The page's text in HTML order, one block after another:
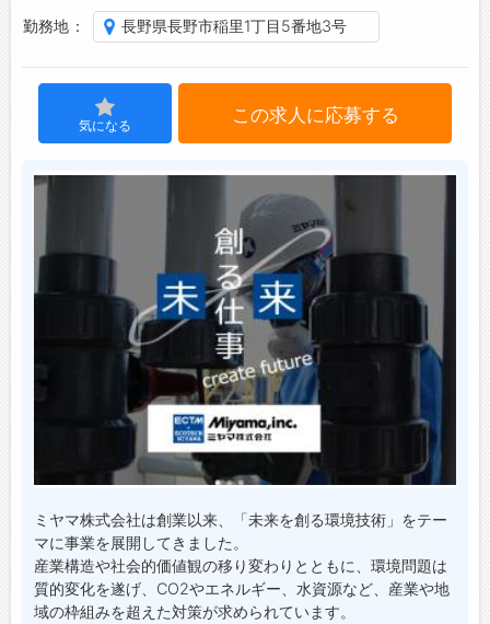
転職支援サービスについて
転職ノウハウ(応募書類の書き方・面接対策など)
転職・採用コラム
よくあるご質問
勤務地 長野県長野市稲里1丁目5番地3号
気になる この求人に応募する
ミヤマ株式会社は創業以来、「未来を創る環境技術」をテー
マに事業を展開してきました。
産業構造や社会的価値観の移り変わりとともに、環境問題は
質的変化を遂げ、CO2やエネルギー、水資源など、産業や地
域の枠組みを超えた対策が求められています。